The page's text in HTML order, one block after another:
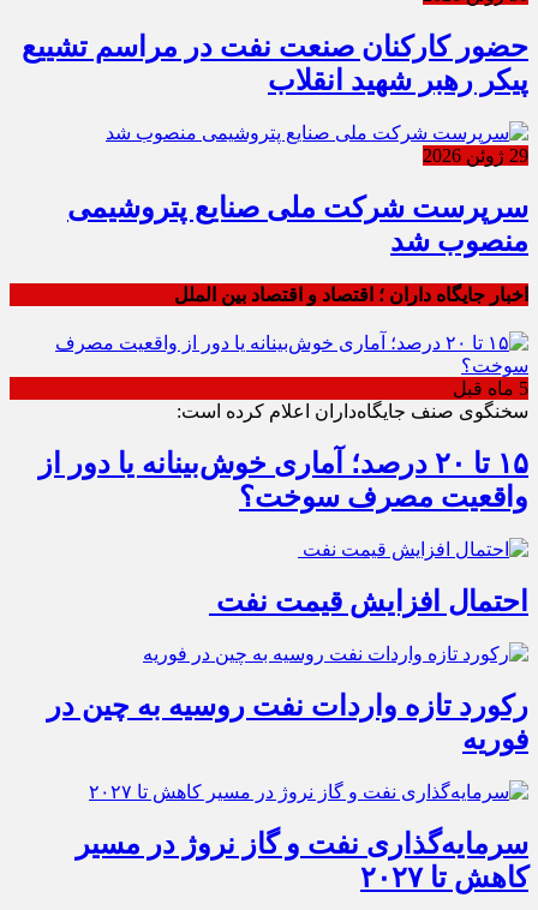
حضور کارکنان صنعت نفت در مراسم تشییع
پیکر رهبر شهید انقلاب
29 ژوئن 2026
سرپرست شرکت ملی صنایع پتروشیمی
منصوب شد
اخبار جایگاه داران ؛ اقتصاد و اقتصاد بین الملل
5 ماه قبل
سخنگوی صنف جایگاه‌داران اعلام کرده است:
۱۵ تا ۲۰ درصد؛ آماری خوش‌بینانه یا دور از
واقعیت مصرف سوخت؟
احتمال افزایش قیمت نفت
رکورد تازه واردات نفت روسیه به چین در
فوریه
سرمایه‌گذاری نفت و گاز نروژ در مسیر
کاهش تا ۲۰۲۷